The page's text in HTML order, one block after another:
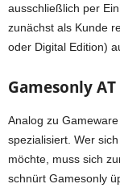
ausschließlich per
zunächst als Kunde
oder Digital Edition)
Gamesonly AT
Analog zu
spezialisiert. Wer
möchte, muss sich
schnürt Gamesonly